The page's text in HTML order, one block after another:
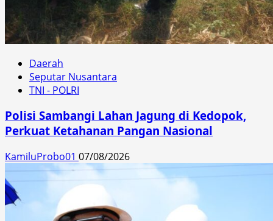
Daerah
Seputar Nusantara
TNI - POLRI
Polisi Sambangi Lahan Jagung di Kedopok,
Perkuat Ketahanan Pangan Nasional
KamiluProbo01 07/08/2026